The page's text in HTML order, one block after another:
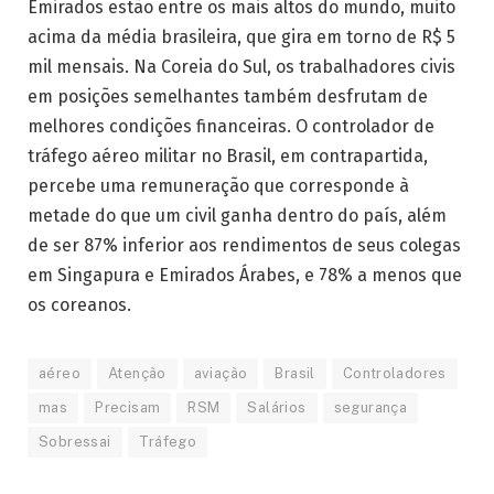
Emirados estão entre os mais altos do mundo, muito
acima da média brasileira, que gira em torno de R$ 5
mil mensais. Na Coreia do Sul, os trabalhadores civis
em posições semelhantes também desfrutam de
melhores condições financeiras. O controlador de
tráfego aéreo militar no Brasil, em contrapartida,
percebe uma remuneração que corresponde à
metade do que um civil ganha dentro do país, além
de ser 87% inferior aos rendimentos de seus colegas
em Singapura e Emirados Árabes, e 78% a menos que
os coreanos.
aéreo Atenção aviação Brasil Controladores
mas Precisam RSM Salários segurança
Sobressai Tráfego